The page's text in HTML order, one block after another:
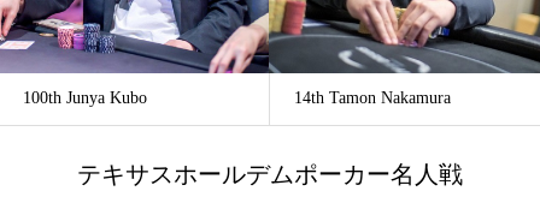
100th Junya Kubo 14th Tamon Nakamura
テキサスホールデムポーカー名人戦